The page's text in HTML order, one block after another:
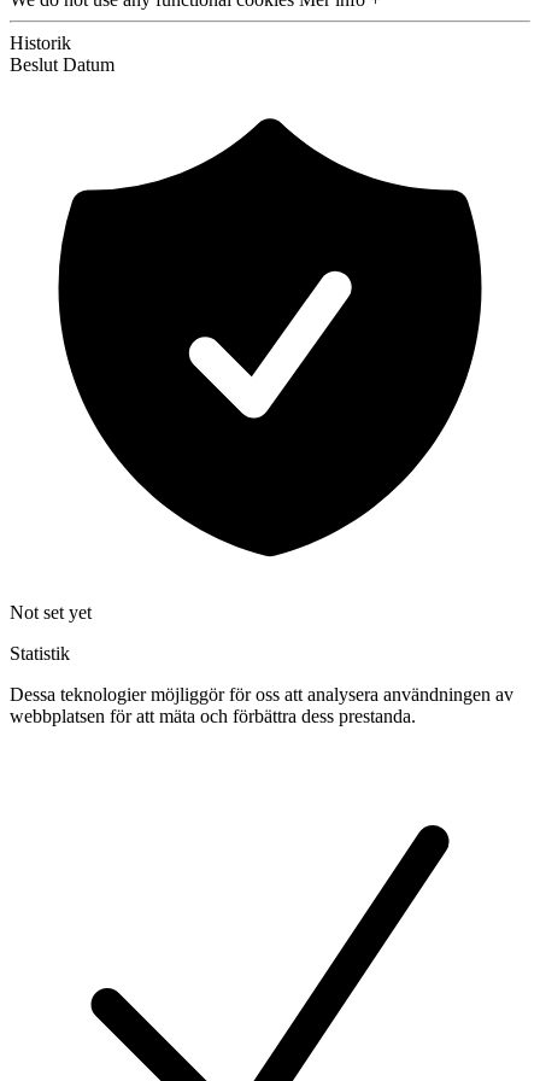
Historik
Beslut Datum
Not set yet
Statistik
Dessa teknologier möjliggör för oss att analysera användningen av
webbplatsen för att mäta och förbättra dess prestanda.